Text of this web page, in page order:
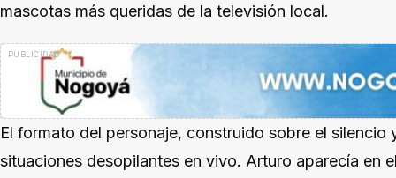
mascotas más queridas de la televisión local.
El formato del personaje, construido sobre el silencio
situaciones desopilantes en vivo. Arturo aparecía en